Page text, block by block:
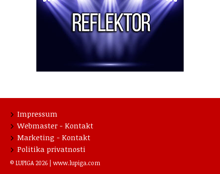
Impressum
Webmaster - Kontakt
Marketing - Kontakt
Politika privatnosti
© LUPIGA 2026 | www.lupiga.com